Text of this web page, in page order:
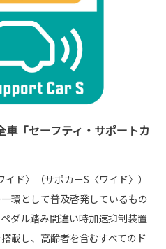
「セーフティ・サポートカ
ド〉（サポカーS〈ワイド〉）
環として普及啓発しているもの
ダル踏み間違い時加速抑制装置
載し、高齢者を含むすべてのド